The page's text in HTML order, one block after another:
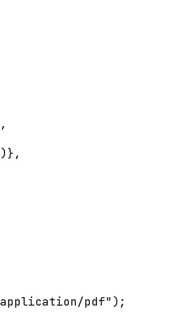
,
)},
pdf");